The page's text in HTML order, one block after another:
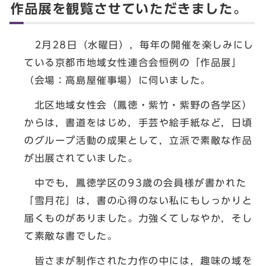
作品展を観覧させていただきました。
2月28日（水曜日），毎年の開催を楽しみにし
ている京都市地域女性連合会恒例の「作品展」
（会場：高島屋催事場）に伺いました。
北区地域女性会（鳳徳・紫竹・紫野の各学区）
からは，書道をはじめ，手芸や絵手紙など，日頃
のグループ活動の成果として，立派で素敵な作品
が出展されていました。
中でも，鳳徳学区の93歳の会員様が書かれた
「雪月花」は，書の心得のない私にもしっかりと
届くものがありました。力強くてしなやか，そし
て素敵な書でした。
皆さまが制作された力作の中には，趣味の域を